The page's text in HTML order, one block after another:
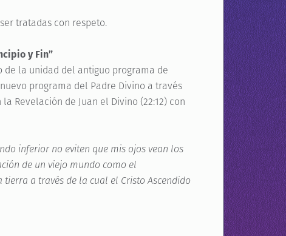
tratadas con respeto.
y Fin”
la unidad del antiguo programa de
programa del Padre Divino a través
Revelación de Juan el Divino (22:12) con
inferior no eviten que mis ojos vean los
de un viejo mundo como el
a través de la cual el Cristo Ascendido